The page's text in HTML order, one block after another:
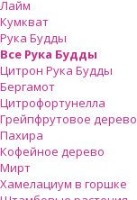
Лайм
Кумкват
Рука Будды
Все Рука Будды
Цитрон Рука Будды
Бергамот
Цитрофортунелла
Грейпфрутовое дерево
Пахира
Кофейное дерево
Мирт
Хамелациум в горшке